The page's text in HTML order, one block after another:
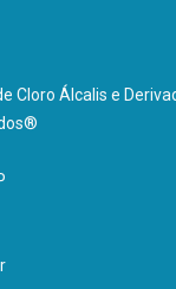
Cloro Álcalis e